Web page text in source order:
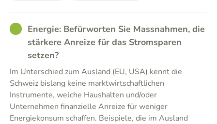
GOODEnergie: Befürworten Sie Massnahmen, die
stärkere Anreize für das Stromsparen
setzen?
Im Unterschied zum Ausland (EU, USA) kennt die
Schweiz bislang keine marktwirtschaftlichen
Instrumente, welche Haushalten und/oder
Unternehmen finanzielle Anreize für weniger
Energiekonsum schaffen. Beispiele, die im Ausland